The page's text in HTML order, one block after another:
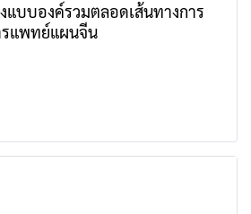
แบบองค์รวมตลอดเส้นทางการ
รแพทย์แผนจีน